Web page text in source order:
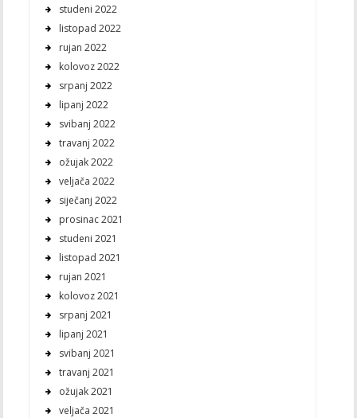
studeni 2022
listopad 2022
rujan 2022
kolovoz 2022
srpanj 2022
lipanj 2022
svibanj 2022
travanj 2022
ožujak 2022
veljača 2022
siječanj 2022
prosinac 2021
studeni 2021
listopad 2021
rujan 2021
kolovoz 2021
srpanj 2021
lipanj 2021
svibanj 2021
travanj 2021
ožujak 2021
veljača 2021